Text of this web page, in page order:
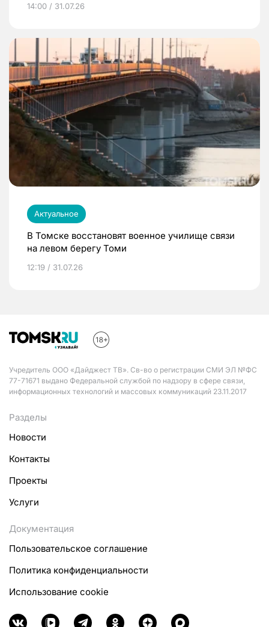
14:00 / 31.07.26
Актуальное
В Томске восстановят военное училище связи
на левом берегу Томи
12:19 / 31.07.26
Учредитель ООО «Дайджест ТВ». Св-во о регистрации СМИ ЭЛ №ФС
77-71671 выдано Федеральной службой по надзору в сфере связи,
информационных технологий и массовых коммуникаций 23.11.2017
Разделы
Новости
Контакты
Проекты
Услуги
Документация
Пользовательское соглашение
Политика конфиденциальности
Использование cookie